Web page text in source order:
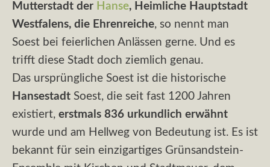
Mutterstadt der Hanse, Heimliche Hauptstadt
Westfalens, die Ehrenreiche, so nennt man
Soest bei feierlichen Anlässen gerne. Und es
trifft diese Stadt doch ziemlich genau.
Das ursprüngliche Soest ist die historische
Hansestadt Soest, die seit fast 1200 Jahren
existiert, erstmals 836 urkundlich erwähnt
wurde und am Hellweg von Bedeutung ist. Es ist
bekannt für sein einzigartiges Grünsandstein-